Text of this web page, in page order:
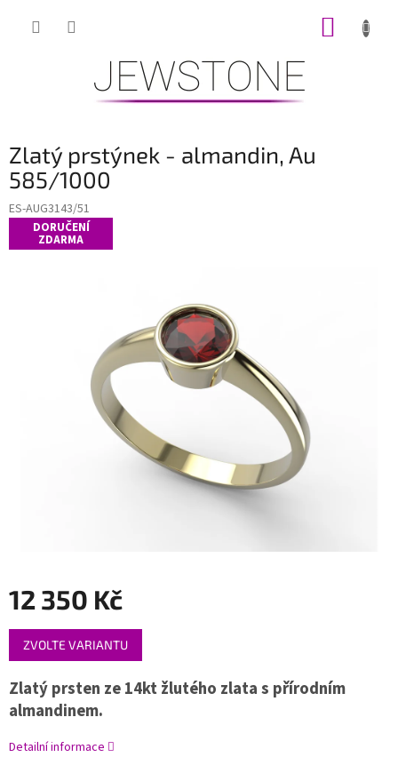
Zlatý prstýnek - almandin, Au
585/1000
ES-AUG3143/51
DORUČENÍ
ZDARMA
12 350 Kč
Měrná
cena:
ZVOLTE VARIANTU
Zlatý prsten ze 14kt žlutého zlata s přírodním
almandinem.
Detailní informace